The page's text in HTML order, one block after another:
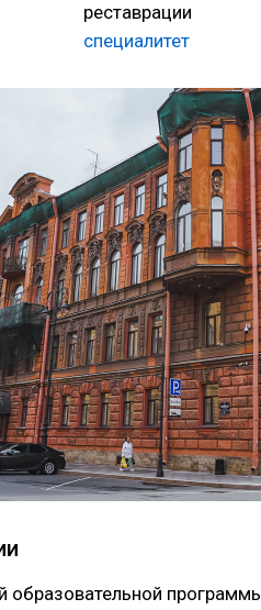
реставрации
специалитет
образовательной